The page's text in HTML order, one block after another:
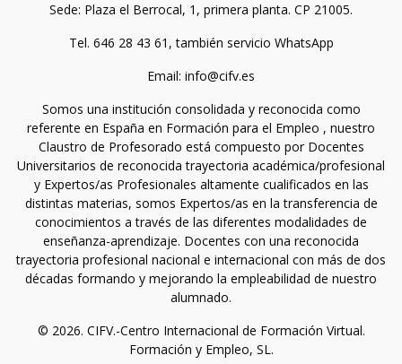
Sede: Plaza el Berrocal, 1, primera planta. CP 21005.
Tel. 646 28 43 61, también servicio WhatsApp
Email: info@cifv.es
Somos una institución consolidada y reconocida como
referente en España en Formación para el Empleo , nuestro
Claustro de Profesorado está compuesto por Docentes
Universitarios de reconocida trayectoria académica/profesional
y Expertos/as Profesionales altamente cualificados en las
distintas materias, somos Expertos/as en la transferencia de
conocimientos a través de las diferentes modalidades de
enseñanza-aprendizaje. Docentes con una reconocida
trayectoria profesional nacional e internacional con más de dos
décadas formando y mejorando la empleabilidad de nuestro
alumnado.
© 2026. CIFV.-Centro Internacional de Formación Virtual.
Formación y Empleo, SL.